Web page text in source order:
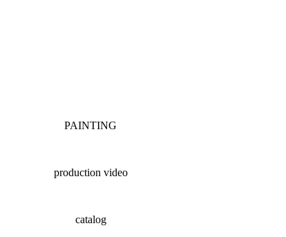
PAINTING
production video
catalog